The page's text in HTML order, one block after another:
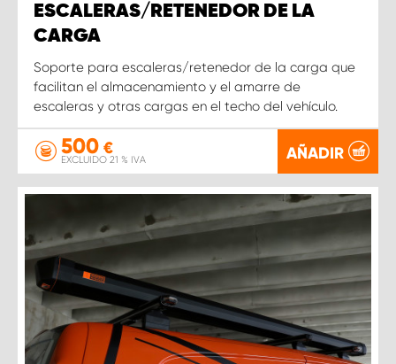
ESCALERAS/RETENEDOR DE LA
CARGA
Soporte para escaleras/retenedor de la carga que
facilitan el almacenamiento y el amarre de
escaleras y otras cargas en el techo del vehículo.
500 €
EXCLUIDO 21 % IVA AÑADIR